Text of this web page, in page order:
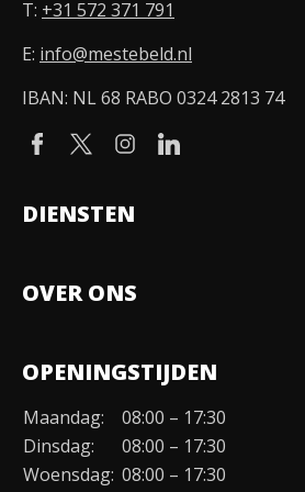
T: +31 572 371 791
E: info@mestebeld.nl
IBAN: NL 68 RABO 0324 2813 74
DIENSTEN
OVER ONS
Organisatie
Duurzaamheid
Werken bij
OPENINGSTIJDEN
Maandag:
08:00 – 17:30
Dinsdag:
08:00 – 17:30
Woensdag: 08:00 – 17:30